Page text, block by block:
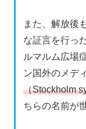
また、解放後
な証言を行っ
ルマルム広場
ン国外のメデ
（Stockholm
ちらの名前が